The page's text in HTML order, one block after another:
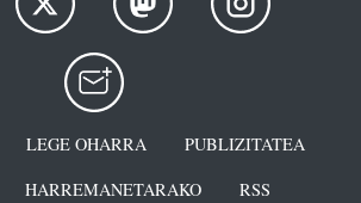
LEGE OHARRA
PUBLIZITATEA
HARREMANETARAKO RSS